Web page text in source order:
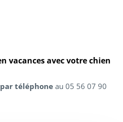
vacances avec votre chien
téléphone au 05 56 07 90